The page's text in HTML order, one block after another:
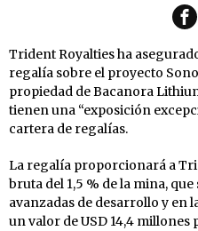
Trident Royalties ha
regalía sobre el proyecto
propiedad de Bacanora
tienen una “exposición
cartera de regalías.
La regalía proporcionará a
bruta del 1,5 % de la mina,
avanzadas de desarrollo y en
un valor de USD 14,4